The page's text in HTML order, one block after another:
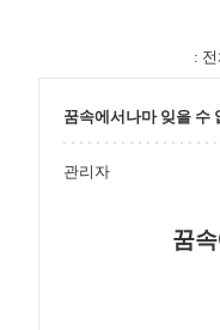
:
꿈속에서나마 잊을 수
관리자
꿈